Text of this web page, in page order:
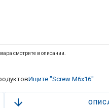
смотрите в описании.
Ищите "Screw M6x16"